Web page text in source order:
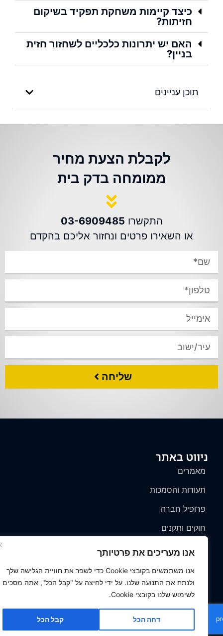
אנו מעריכים את פרטיותך
אנו משתמשים בקובצי Cookie כדי לשפר את חוויית הגלישה שלך
ולנתח את התנועה שלנו. על ידי לחיצה על "קבל הכל", אתה מסכים
לשימוש שלנו בקובצי Cookie.
דחה הכל קבל הכל
כיצד קיימות משחקת תפקיד בשיקום
חזיתות?
האם יש יתרונות כלכליים לשחזור חזית
בניין?
תוכן עניינים
לקבלת הצעת מחיר
ממומחה בדק בית
התקשרו03-6909485
או השאירו פרטים ונחזור אליכם בהקדם
שליחה
שירותי בדק בית
ניווט באתר
מאמרים
תעודות והסמכות
פרופיל חברה
חוקים ותקנים
חוות דעת לדוגמא
המלצות